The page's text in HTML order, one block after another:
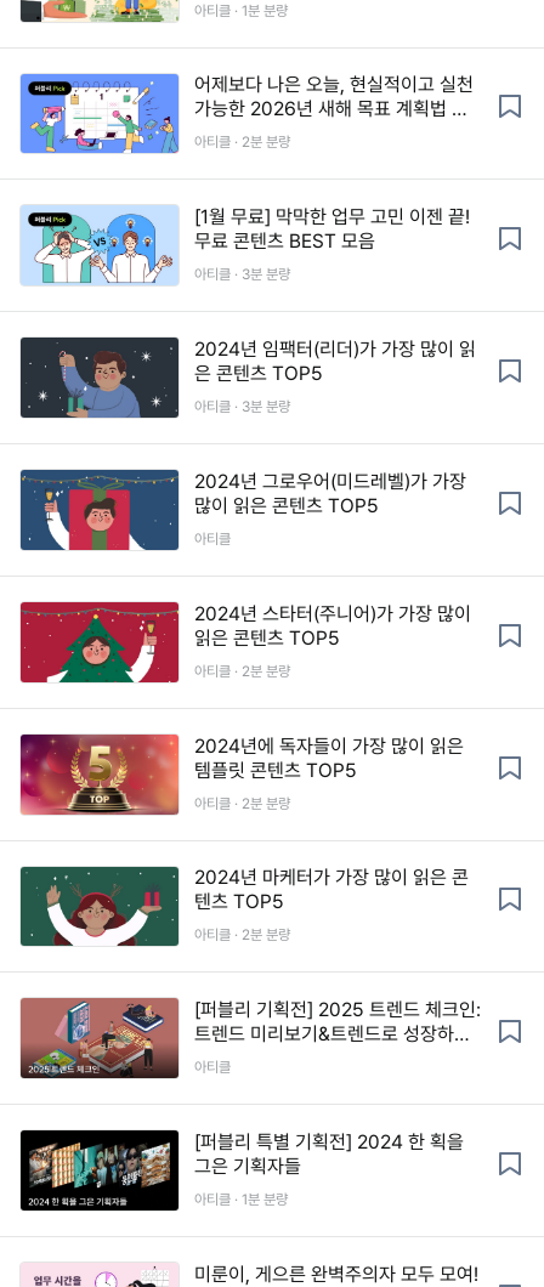
아티클 · 1분 분량
어제보다 나은 오늘, 현실적이고 실천
가능한 2026년 새해 목표 계획법 모
음집
아티클 · 2분 분량
[1월 무료] 막막한 업무 고민 이젠 끝!
무료 콘텐츠 BEST 모음
아티클 · 3분 분량
2024년 임팩터(리더)가 가장 많이 읽
은 콘텐츠 TOP5
아티클 · 3분 분량
2024년 그로우어(미드레벨)가 가장
많이 읽은 콘텐츠 TOP5
아티클
2024년 스타터(주니어)가 가장 많이
읽은 콘텐츠 TOP5
아티클 · 2분 분량
2024년에 독자들이 가장 많이 읽은
템플릿 콘텐츠 TOP5
아티클 · 2분 분량
2024년 마케터가 가장 많이 읽은 콘
텐츠 TOP5
아티클 · 2분 분량
[퍼블리 기획전] 2025 트렌드 체크인:
트렌드 미리보기&트렌드로 성장하는
법
아티클
[퍼블리 특별 기획전] 2024 한 획을
그은 기획자들
아티클 · 1분 분량
미룬이, 게으른 완벽주의자 모두 모여!